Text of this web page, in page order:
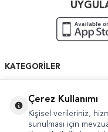
KATEGORILER
HIZLI ERIŞIM
Çerez Kullanımı
Kişisel verileriniz,
sunulması için